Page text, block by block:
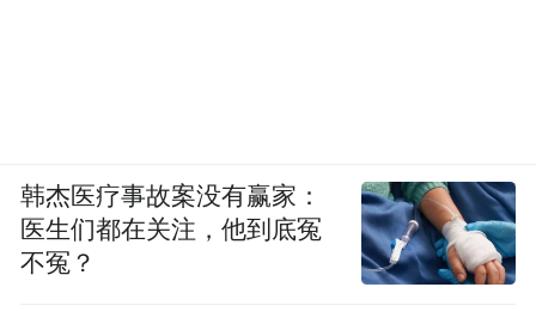
韩杰医疗事故案没有赢家：
医生们都在关注，他到底冤
不冤？